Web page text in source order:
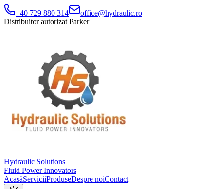
+40 729 880 314
office@hydraulic.ro
Distribuitor autorizat Parker
Hydraulic Solutions
Fluid Power Innovators
AcasăServiciiProduseDespre noiContact